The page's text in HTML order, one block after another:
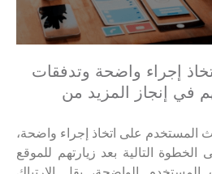
إجراء واضحة وتدفقات
إنجاز المزيد من
المستخدم على اتخاذ إجراء واضحة،
الخطوة التالية بعد زيارتهم للموقع